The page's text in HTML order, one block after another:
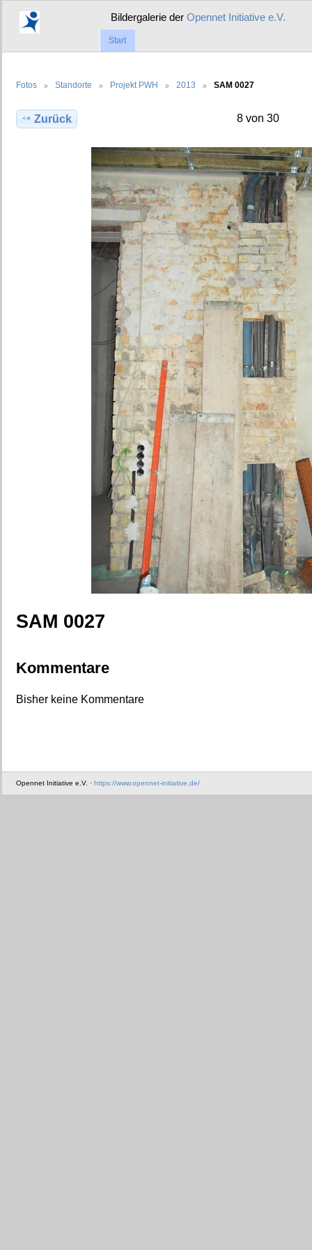
Bildergalerie derOpennet Initiative e.V.
Start
Fotos Standorte Projekt PWH 2013 SAM 0027
Zurück 8 von 30
SAM 0027
Kommentare
Bisher keine Kommentare
Opennet Initiative e.V. · https://www.opennet-initiative.de/